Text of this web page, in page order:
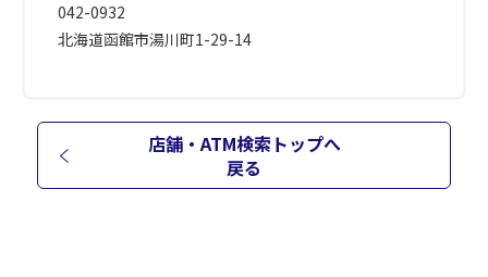
042-0932
北海道函館市湯川町1-29-14
店舗・ATM検索トップへ
戻る